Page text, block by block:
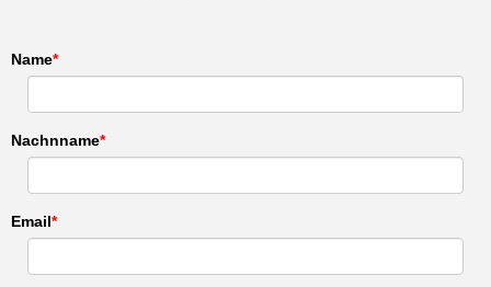
Name
Nachnname
Email